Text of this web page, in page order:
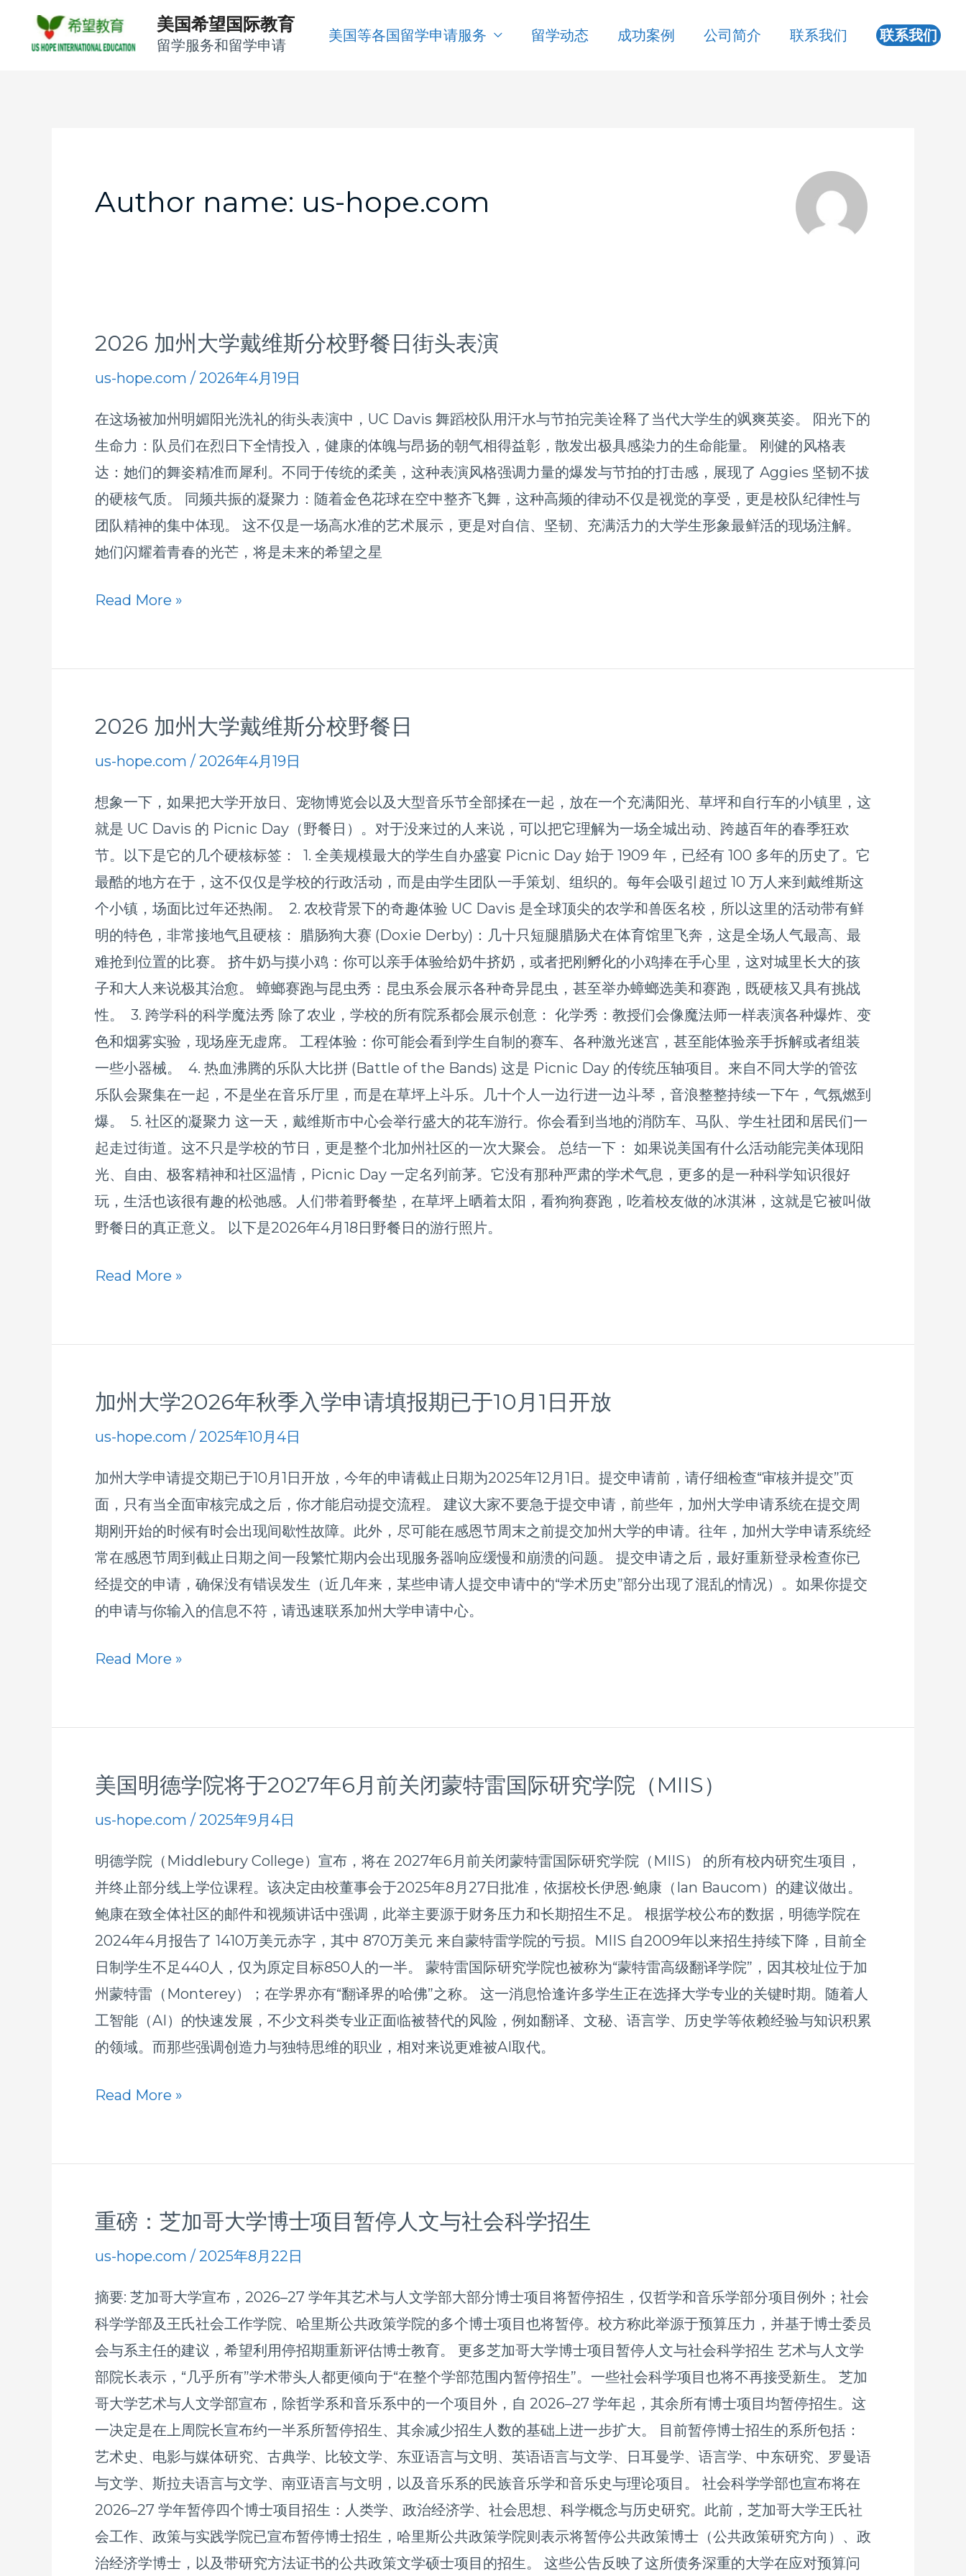
美国希望国际教育
留学服务和留学申请
美国等各国留学申请服务 留学动态 成功案例 公司简介 联系我们 联系我们
Author name: us-hope.com
2026 加州大学戴维斯分校野餐日街头表演
us-hope.com / 2026年4月19日
在这场被加州明媚阳光洗礼的街头表演中，UC Davis 舞蹈校队用汗水与节拍完美诠释了当代大学生的飒爽英姿。 阳光下的
生命力：队员们在烈日下全情投入，健康的体魄与昂扬的朝气相得益彰，散发出极具感染力的生命能量。 刚健的风格表
达：她们的舞姿精准而犀利。不同于传统的柔美，这种表演风格强调力量的爆发与节拍的打击感，展现了 Aggies 坚韧不拔
的硬核气质。 同频共振的凝聚力：随着金色花球在空中整齐飞舞，这种高频的律动不仅是视觉的享受，更是校队纪律性与
团队精神的集中体现。 这不仅是一场高水准的艺术展示，更是对自信、坚韧、充满活力的大学生形象最鲜活的现场注解。
她们闪耀着青春的光芒，将是未来的希望之星
2026
大
学
戴
维
斯
分
野
演
Read More »
2026 加州大学戴维斯分校野餐日
us-hope.com / 2026年4月19日
想象一下，如果把大学开放日、宠物博览会以及大型音乐节全部揉在一起，放在一个充满阳光、草坪和自行车的小镇里，这
就是 UC Davis 的 Picnic Day（野餐日）。对于没来过的人来说，可以把它理解为一场全城出动、跨越百年的春季狂欢
节。以下是它的几个硬核标签： 1. 全美规模最大的学生自办盛宴 Picnic Day 始于 1909 年，已经有 100 多年的历史了。它
最酷的地方在于，这不仅仅是学校的行政活动，而是由学生团队一手策划、组织的。每年会吸引超过 10 万人来到戴维斯这
个小镇，场面比过年还热闹。 2. 农校背景下的奇趣体验 UC Davis 是全球顶尖的农学和兽医名校，所以这里的活动带有鲜
明的特色，非常接地气且硬核： 腊肠狗大赛 (Doxie Derby)：几十只短腿腊肠犬在体育馆里飞奔，这是全场人气最高、最
难抢到位置的比赛。 挤牛奶与摸小鸡：你可以亲手体验给奶牛挤奶，或者把刚孵化的小鸡捧在手心里，这对城里长大的孩
子和大人来说极其治愈。 蟑螂赛跑与昆虫秀：昆虫系会展示各种奇异昆虫，甚至举办蟑螂选美和赛跑，既硬核又具有挑战
性。 3. 跨学科的科学魔法秀 除了农业，学校的所有院系都会展示创意： 化学秀：教授们会像魔法师一样表演各种爆炸、变
色和烟雾实验，现场座无虚席。 工程体验：你可能会看到学生自制的赛车、各种激光迷宫，甚至能体验亲手拆解或者组装
一些小器械。 4. 热血沸腾的乐队大比拼 (Battle of the Bands) 这是 Picnic Day 的传统压轴项目。来自不同大学的管弦
乐队会聚集在一起，不是坐在音乐厅里，而是在草坪上斗乐。几十个人一边行进一边斗琴，音浪整整持续一下午，气氛燃到
爆。 5. 社区的凝聚力 这一天，戴维斯市中心会举行盛大的花车游行。你会看到当地的消防车、马队、学生社团和居民们一
起走过街道。这不只是学校的节日，更是整个北加州社区的一次大聚会。 总结一下： 如果说美国有什么活动能完美体现阳
光、自由、极客精神和社区温情，Picnic Day 一定名列前茅。它没有那种严肃的学术气息，更多的是一种科学知识很好
玩，生活也该很有趣的松弛感。人们带着野餐垫，在草坪上晒着太阳，看狗狗赛跑，吃着校友做的冰淇淋，这就是它被叫做
野餐日的真正意义。 以下是2026年4月18日野餐日的游行照片。
2026
大
学
戴
维
斯
分
校
野
餐
日
Read More »
加州大学2026年秋季入学申请填报期已于10月1日开放
us-hope.com / 2025年10月4日
加州大学申请提交期已于10月1日开放，今年的申请截止日期为2025年12月1日。提交申请前，请仔细检查“审核并提交”页
面，只有当全面审核完成之后，你才能启动提交流程。 建议大家不要急于提交申请，前些年，加州大学申请系统在提交周
期刚开始的时候有时会出现间歇性故障。此外，尽可能在感恩节周末之前提交加州大学的申请。往年，加州大学申请系统经
常在感恩节周到截止日期之间一段繁忙期内会出现服务器响应缓慢和崩溃的问题。 提交申请之后，最好重新登录检查你已
经提交的申请，确保没有错误发生（近几年来，某些申请人提交申请中的“学术历史”部分出现了混乱的情况）。如果你提交
的申请与你输入的信息不符，请迅速联系加州大学申请中心。
加
学
2026
年
秋
季
入
申
期
已
于
10
月
1
日
开
放
Read More »
美国明德学院将于2027年6月前关闭蒙特雷国际研究学院（MIIS）
us-hope.com / 2025年9月4日
明德学院（Middlebury College）宣布，将在 2027年6月前关闭蒙特雷国际研究学院（MIIS） 的所有校内研究生项目，
并终止部分线上学位课程。该决定由校董事会于2025年8月27日批准，依据校长伊恩·鲍康（Ian Baucom）的建议做出。
鲍康在致全体社区的邮件和视频讲话中强调，此举主要源于财务压力和长期招生不足。 根据学校公布的数据，明德学院在
2024年4月报告了 1410万美元赤字，其中 870万美元 来自蒙特雷学院的亏损。MIIS 自2009年以来招生持续下降，目前全
日制学生不足440人，仅为原定目标850人的一半。 蒙特雷国际研究学院也被称为“蒙特雷高级翻译学院”，因其校址位于加
州蒙特雷（Monterey）；在学界亦有“翻译界的哈佛”之称。 这一消息恰逢许多学生正在选择大学专业的关键时期。随着人
工智能（AI）的快速发展，不少文科类专业正面临被替代的风险，例如翻译、文秘、语言学、历史学等依赖经验与知识积累
的领域。而那些强调创造力与独特思维的职业，相对来说更难被AI取代。
美
德
学
院
将
于
2027
年
6
前
特
雷
国
际
研
究
学
院
（MIIS）
Read More »
重磅：芝加哥大学博士项目暂停人文与社会科学招生
us-hope.com / 2025年8月22日
摘要: 芝加哥大学宣布，2026–27 学年其艺术与人文学部大部分博士项目将暂停招生，仅哲学和音乐学部分项目例外；社会
科学学部及王氏社会工作学院、哈里斯公共政策学院的多个博士项目也将暂停。校方称此举源于预算压力，并基于博士委员
会与系主任的建议，希望利用停招期重新评估博士教育。 更多芝加哥大学博士项目暂停人文与社会科学招生 艺术与人文学
部院长表示，“几乎所有”学术带头人都更倾向于“在整个学部范围内暂停招生”。一些社会科学项目也将不再接受新生。 芝加
哥大学艺术与人文学部宣布，除哲学系和音乐系中的一个项目外，自 2026–27 学年起，其余所有博士项目均暂停招生。这
一决定是在上周院长宣布约一半系所暂停招生、其余减少招生人数的基础上进一步扩大。 目前暂停博士招生的系所包括：
艺术史、电影与媒体研究、古典学、比较文学、东亚语言与文明、英语语言与文学、日耳曼学、语言学、中东研究、罗曼语
与文学、斯拉夫语言与文学、南亚语言与文明，以及音乐系的民族音乐学和音乐史与理论项目。 社会科学学部也宣布将在
2026–27 学年暂停四个博士项目招生：人类学、政治经济学、社会思想、科学概念与历史研究。此前，芝加哥大学王氏社
会工作、政策与实践学院已宣布暂停博士招生，哈里斯公共政策学院则表示将暂停公共政策博士（公共政策研究方向）、政
治经济学博士，以及带研究方法证书的公共政策文学硕士项目的招生。 这些公告反映了这所债务深重的大学在应对预算问
重
磅：
加
哥
大
学
博
士
项
目
暂
停
人